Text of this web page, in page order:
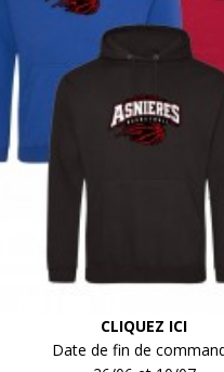
CLIQUEZ ICI
Date de fin de